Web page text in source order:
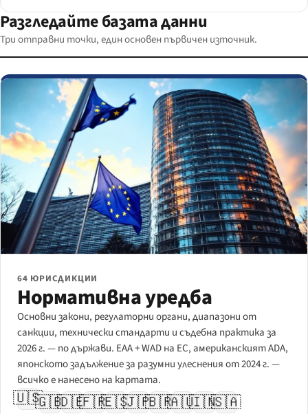
Разгледайте базата данни
Три отправни точки, един основен първичен източник.
64 ЮРИСДИКЦИИ
Нормативна уредба
Основни закони, регулаторни органи, диапазони от
санкции, технически стандарти и съдебна практика за
2026 г. — по държави. EAA + WAD на ЕС, американският ADA,
японското задължение за разумни улеснения от 2024 г. —
всичко е нанесено на картата.
🇺🇸🇬🇧🇩🇪🇫🇷🇪🇸🇯🇵🇧🇷🇦🇺🇮🇳🇸🇦